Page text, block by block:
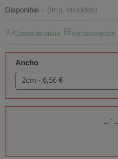
Disponible - (Imp. Incluidos)
Costes de envío Ver descripción
Ancho